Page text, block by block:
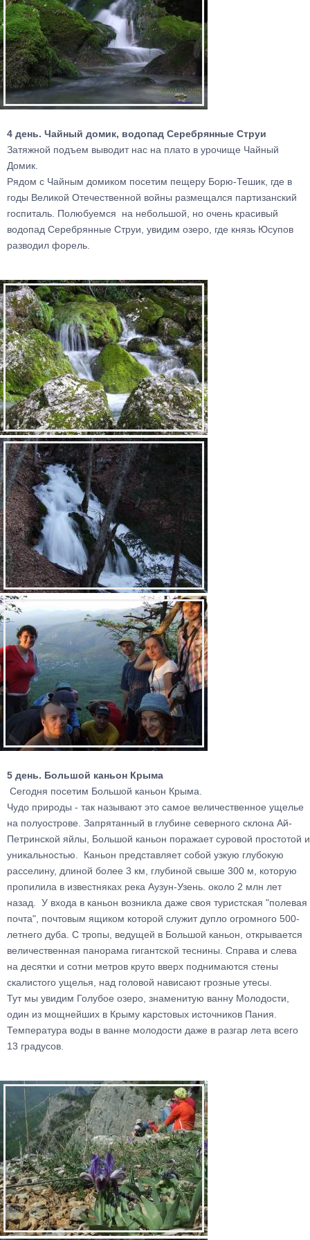
4 день. Чайный домик, водопад Серебрянные Струи
Затяжной подъем выводит нас на плато в урочище Чайный
Домик.
Рядом с Чайным домиком посетим пещеру Борю-Тешик, где в
годы Великой Отечественной войны размещался партизанский
госпиталь. Полюбуемся на небольшой, но очень красивый
водопад Серебрянные Струи, увидим озеро, где князь Юсупов
разводил форель.
5 день. Большой каньон Крыма
Сегодня посетим Большой каньон Крыма.
Чудо природы - так называют это самое величественное ущелье
на полуострове. Запрятанный в глубине северного склона Ай-
Петринской яйлы, Большой каньон поражает суровой простотой и
уникальностью. Каньон представляет собой узкую глубокую
расселину, длиной более 3 км, глубиной свыше 300 м, которую
пропилила в известняках река Аузун-Узень. около 2 млн лет
назад. У входа в каньон возникла даже своя туристская "полевая
почта", почтовым ящиком которой служит дупло огромного 500-
летнего дуба. C тропы, ведущей в Большой каньон, открывается
величественная панорама гигантской теснины. Справа и слева
на десятки и сотни метров круто вверх поднимаются стены
скалистого ущелья, над головой нависают грозные утесы.
Тут мы увидим Голубое озеро, знаменитую ванну Молодости,
один из мощнейших в Крыму карстовых источников Пания.
Температура воды в ванне молодости даже в разгар лета всего
13 градусов.